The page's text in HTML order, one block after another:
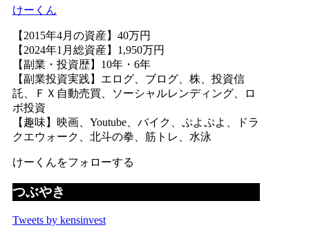
けーくん
【2015年4月の資産】40万円
【2024年1月総資産】1,950万円
【副業・投資歴】10年・6年
【副業投資実践】エログ、ブログ、株、投資信
託、ＦＸ自動売買、ソーシャルレンディング、ロ
ボ投資
【趣味】映画、Youtube、バイク、ぷよぷよ、ドラ
クエウォーク、北斗の拳、筋トレ、水泳
けーくんをフォローする
つぶやき
Tweets by kensinvest